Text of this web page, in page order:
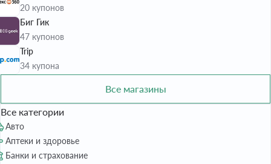
20 купонов
Биг Гик
47 купонов
Trip
34 купона
Все магазины
Все категории
Авто
Аптеки и здоровье
Банки и страхование